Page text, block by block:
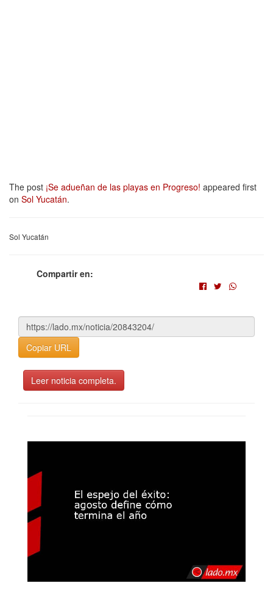
The post ¡Se adueñan de las playas en Progreso! appeared first
on Sol Yucatán.
Sol Yucatán
Compartir en:
Copiar URL
Leer noticia completa.